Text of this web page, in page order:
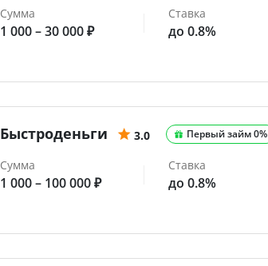
Сумма
1 000 – 30 000 ₽
Ставка
до 0.8%
Быстроденьги 3.0 Первый займ 0%
Сумма
1 000 – 100 000 ₽
Ставка
до 0.8%